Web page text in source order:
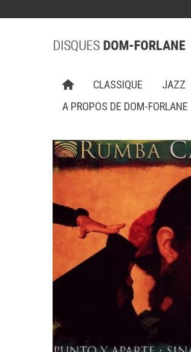
CLASSIQUE JAZZ
A PROPOS DE DOM-FORLANE